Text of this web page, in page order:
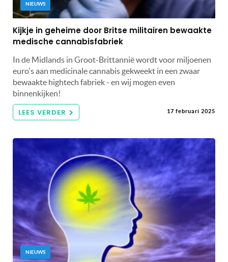
NIEUWS
Kijkje in geheime door Britse militairen bewaakte
medische cannabisfabriek
In de Midlands in Groot-Brittannië wordt voor miljoenen
euro's aan medicinale cannabis gekweekt in een zwaar
bewaakte hightech fabriek - en wij mogen even
binnenkijken!
LEES VERDER 17 februari 2025
NIEUWS